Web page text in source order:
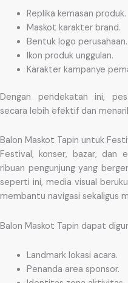
Replika kemasan produk.
Maskot karakter brand.
Bentuk logo perusahaan.
Ikon produk unggulan.
Karakter kampanye
Dengan pendekatan ini,
secara lebih efektif dan
Balon Maskot Tapin untuk
Festival, konser, bazar, dan
ribuan pengunjung yang
seperti ini, media visual
membantu navigasi sekaligus
Balon Maskot Tapin dapat
Landmark lokasi acara.
Penanda area sponsor.